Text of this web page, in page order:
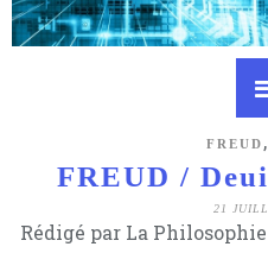
FREUD ,
FREUD /
21
Rédigé par La